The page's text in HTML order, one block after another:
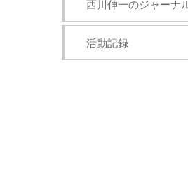
西川伸一のジャーナ
活動記録